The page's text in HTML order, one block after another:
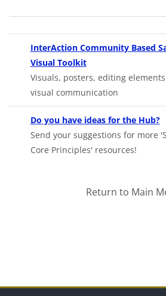
Блокууд
Section outline
InterAction Community Based
Visual ToolkitOpens in new tab
Visuals, posters, editing
visual communication
Do you have ideas for the Hub?
Send your suggestions for more
Core Principles' resources!
Return to Main